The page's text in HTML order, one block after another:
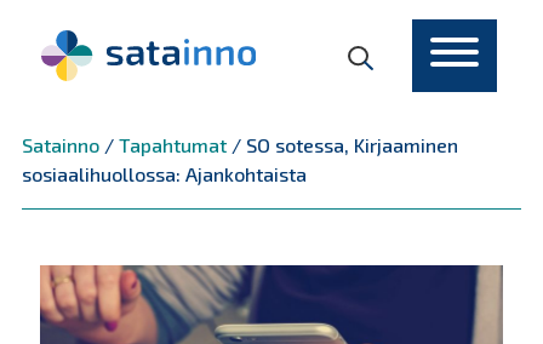
Satainno/ Tapahtumat/ SO sotessa, Kirjaaminen
sosiaalihuollossa: Ajankohtaista